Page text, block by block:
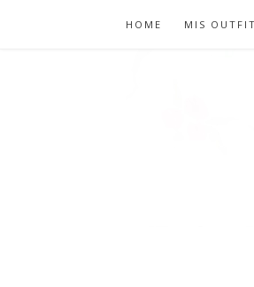
HOME MIS